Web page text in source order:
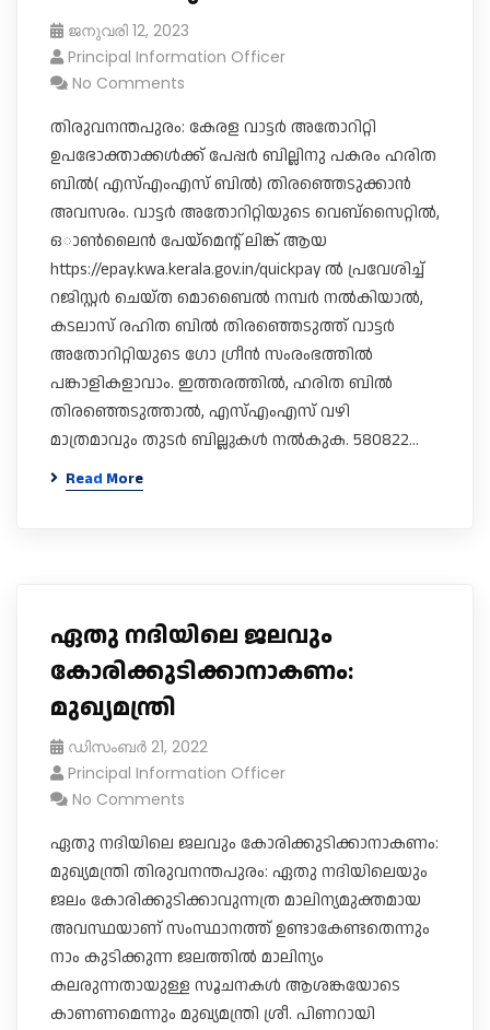
ജനുവരി 12, 2023
Principal Information Officer
No Comments
തിരുവനന്തപുരം: കേരള വാട്ടർ അതോറിറ്റി
ഉപഭോക്താക്കൾക്ക് പേപ്പർ ബില്ലിനു പകരം ഹരിത
ബിൽ( എസ്എംഎസ് ബിൽ) തിരഞ്ഞെടുക്കാൻ
അവസരം. വാട്ടർ അതോറിറ്റിയുടെ വെബ്സൈറ്റിൽ,
ഒാൺലൈൻ പേയ്മെന്റ് ലിങ്ക് ആയ
https://epay.kwa.kerala.gov.in/quickpay ൽ പ്രവേശിച്ച്
റജിസ്റ്റർ ചെയ്ത മൊബൈൽ നമ്പർ നൽകിയാൽ,
കടലാസ് രഹിത ബിൽ തിരഞ്ഞെടുത്ത് വാട്ടർ
അതോറിറ്റിയുടെ ​ഗോ ​ഗ്രീൻ സംരംഭത്തിൽ
പങ്കാളികളാവാം. ഇത്തരത്തിൽ, ​ഹരിത ബിൽ
തിരഞ്ഞെടുത്താൽ, എസ്എംഎസ് വഴി
മാത്രമാവും തുടർ ബില്ലുകൾ നൽകുക. 580822…
Read More
ഏതു നദിയിലെ ജലവും
കോരിക്കുടിക്കാനാകണം:
മുഖ്യമന്ത്രി
ഡിസംബർ 21, 2022
Principal Information Officer
No Comments
ഏതു നദിയിലെ ജലവും കോരിക്കുടിക്കാനാകണം:
മുഖ്യമന്ത്രി തിരുവനന്തപുരം: ഏതു നദിയിലെയും
ജലം കോരിക്കുടിക്കാവുന്നത്ര മാലിന്യമുക്തമായ
അവസ്ഥയാണ് സംസ്ഥാനത്ത് ഉണ്ടാകേണ്ടതെന്നും
നാം കുടിക്കുന്ന ജലത്തിൽ മാലിന്യം
കലരുന്നതായുള്ള സൂചനകൾ ആശങ്കയോടെ
കാണണമെന്നും മുഖ്യമന്ത്രി ശ്രീ. പിണറായി